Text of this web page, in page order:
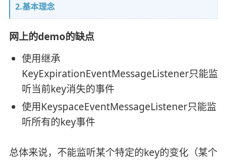
2.基本理念
网上的demo的缺点
使用继承
KeyExpirationEventMessageListener只能监
听当前key消失的事件
使用KeyspaceEventMessageListener只能监
听所有的key事件
总体来说，不能监听某个特定的key的变化（某个